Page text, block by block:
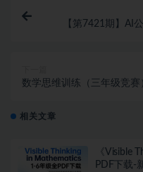
【第7421期】AI
数学思维训练（三年级竞赛
相关文章
《Visible
PDF下载-